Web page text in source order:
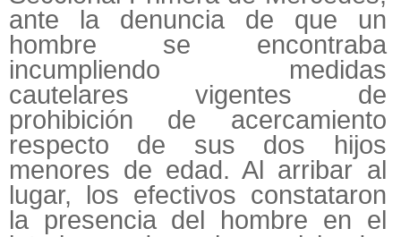
ante la denuncia de que un
hombre se encontraba
incumpliendo medidas
cautelares vigentes de
prohibición de acercamiento
respecto de sus dos hijos
menores de edad. Al arribar al
lugar, los efectivos constataron
la presencia del hombre en el